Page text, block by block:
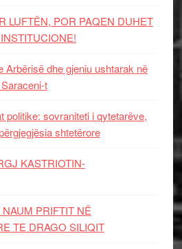
LUFTËN, POR PAQEN DUHET
Arbërisë dhe gjeniu ushtarak në
t
politike: sovraniteti i qytetarëve,
shtetërore
KASTRIOTIN-
PRIFTIT NË
TE DRAGO SILIQIT